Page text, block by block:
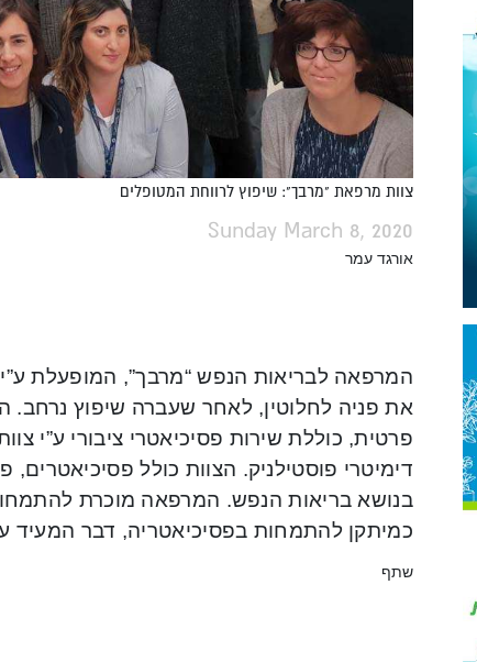
צוות מרפאת "מרבך": שיפוץ לרווחת המטופלים
Sunday March 8, 2020
אורגד עמר
המרפאה לבריאות הנפש “מרבך”, המופעלת
את פניה לחלוטין, לאחר שעברה שיפוץ
פרטית, כוללת שירות פסיכיאטרי ציבורי ע”י
דימיטרי פוסטילניק. הצוות כולל פסיכיאטרים,
בנושא בריאות הנפש. המרפאה מוכרת
כמיתקן להתמחות בפסיכיאטריה, דבר
שתף